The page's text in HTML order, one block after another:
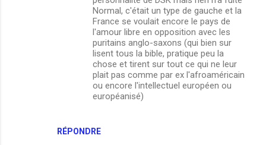
RÉPONDRE
Normal, c'était un type de gauche et la
France se voulait encore le pays de
l'amour libre en opposition avec les
puritains anglo-saxons (qui bien sur
lisent tous la bible, pratique peu la
chose et tirent sur tout ce qui ne leur
plait pas comme par ex l'afroaméricain
ou encore l'intellectuel européen ou
européanisé)